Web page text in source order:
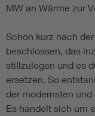
MW an Wärme zur
Schon kurz nach
beschlossen, das
stillzulegen und es
ersetzen. So
der modernsten
Es handelt sich um